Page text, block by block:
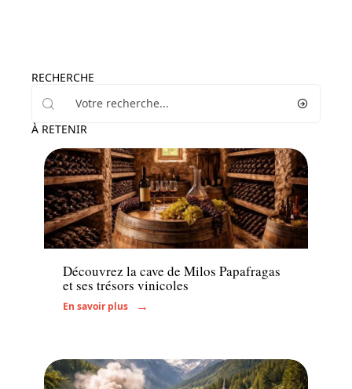
RECHERCHE
À RETENIR
Actu
Découvrez la cave de Milos Papafragas
et ses trésors vinicoles
En savoir plus